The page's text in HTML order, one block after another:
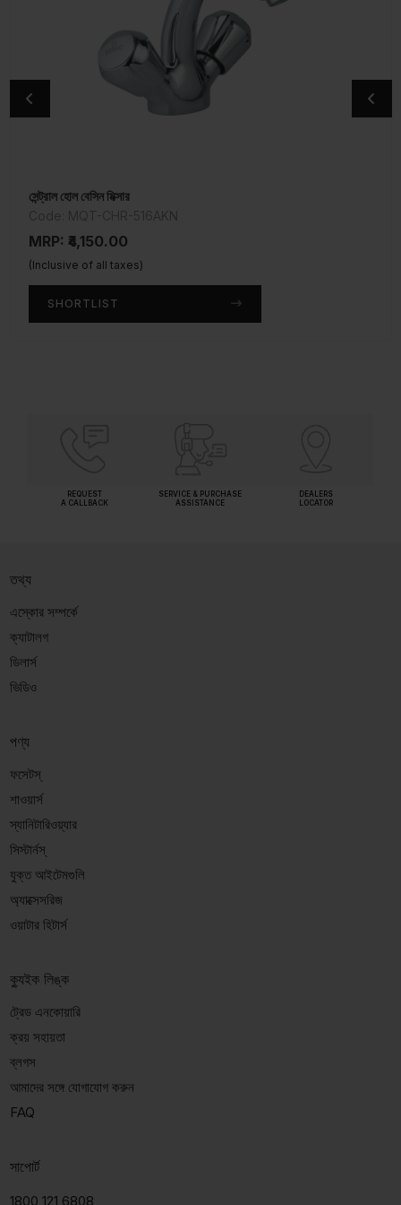
সেন্ট্রাল হোল বেসিন মিক্সার
MRP: ₹4,150.00
(Inclusive of all taxes)
SHORTLIST
সোয়ান নেক ট্যাপ
MRP: ₹2,850.00
(Inclusive of all taxes)
SHORTLIST
REQUEST
A CALLBACK
SERVICE & PURCHASE
ASSISTANCE
DEALERS
LOCATOR
তথ্য
এস্কোর সম্পর্কে
ক্যাটালগ
ডিলার্স
ভিডিও
পণ্য
ফসেটস্
শাওয়ার্স
স্যানিটারিওয়্যার
সিস্টার্নস্
যুক্ত আইটেমগুলি
অ্যাক্সেসরিজ
ওয়াটার হিটার্স
ক্যুইক লিঙ্ক
ট্রেড এনকোয়ারি
ক্রয় সহায়তা
ব্লগস
আমাদের সঙ্গে যোগাযোগ করুন
FAQ
সাপোর্ট
1800 121 6808